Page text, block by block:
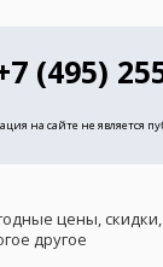
(495)
на сайте не является
цены,
другое